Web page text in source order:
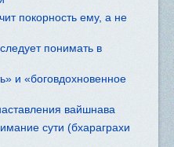
покорность ему, а не
понимать в
и «боговдохновенное
вайшнава
сути (бхараграхи